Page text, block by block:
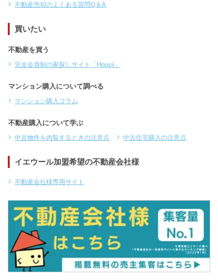
不動産売却のよくある質問Q＆A
買いたい
不動産を買う
完全会員制の家探しサイト「Housii」
マンション購入について調べる
マンション購入コラム
不動産購入について学ぶ
中古物件を内覧するときの注意点 中古住宅購入の注意点
イエウール加盟希望の不動産会社様
不動産会社様専用サイト